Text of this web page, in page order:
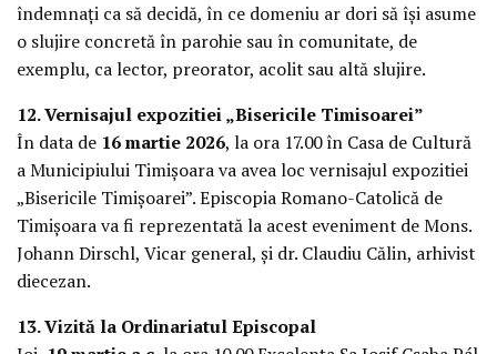
îndemnați ca să decidă, în ce domeniu ar dori să își asume
o slujire concretă în parohie sau în comunitate, de
exemplu, ca lector, preorator, acolit sau altă slujire.
12. Vernisajul expozitiei „Bisericile Timisoarei”
În data de 16 martie 2026, la ora 17.00 în Casa de Cultură
a Municipiului Timișoara va avea loc vernisajul expozitiei
„Bisericile Timișoarei”. Episcopia Romano-Catolică de
Timișoara va fi reprezentată la acest eveniment de Mons.
Johann Dirschl, Vicar general, și dr. Claudiu Călin, arhivist
diecezan.
13. Vizită la Ordinariatul Episcopal